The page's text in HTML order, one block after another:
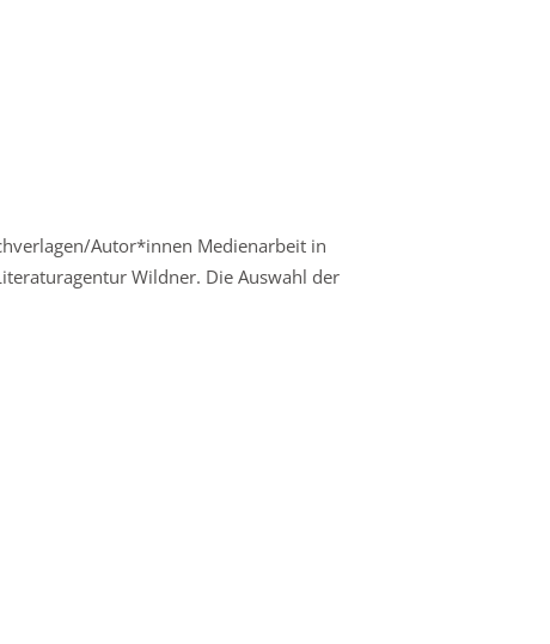
Autor*innen Medienarbeit in
Wildner. Die Auswahl der